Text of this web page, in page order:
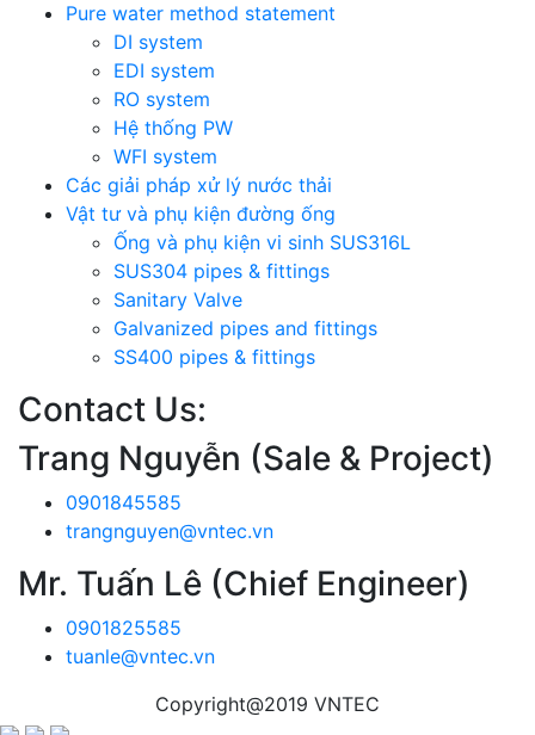
Pure water method statement
DI system
EDI system
RO system
Hệ thống PW
WFI system
Các giải pháp xử lý nước thải
Vật tư và phụ kiện đường ống
Ống và phụ kiện vi sinh SUS316L
SUS304 pipes & fittings
Sanitary Valve
Galvanized pipes and fittings
SS400 pipes & fittings
Contact Us:
Trang Nguyễn (Sale & Project)
0901845585
trangnguyen@vntec.vn
Mr. Tuấn Lê (Chief Engineer)
0901825585
tuanle@vntec.vn
Copyright@2019 VNTEC